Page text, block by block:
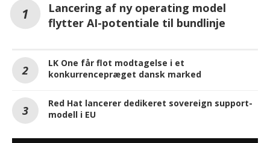
Lancering af ny operating model
flytter AI-potentiale til bundlinje
LK One får flot modtagelse i et
konkurrencepræget dansk marked
Red Hat lancerer dedikeret sovereign support-
modell i EU